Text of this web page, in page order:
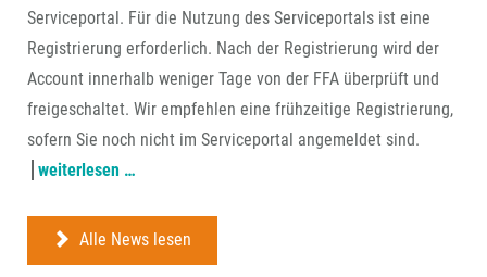
Serviceportal. Für die Nutzung des Serviceportals ist eine
Registrierung erforderlich. Nach der Registrierung wird der
Account innerhalb weniger Tage von der FFA überprüft und
freigeschaltet. Wir empfehlen eine frühzeitige Registrierung,
sofern Sie noch nicht im Serviceportal angemeldet sind.
weiterlesen …antragstellung
22.
juli
Alle News lesen